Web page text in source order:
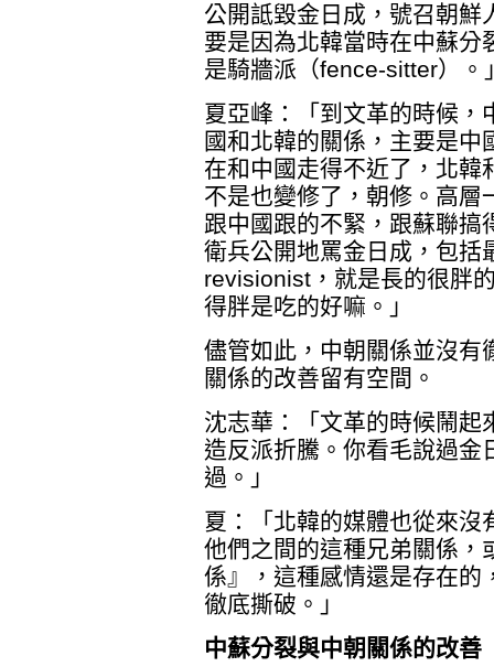
公開詆毀金日成，號召朝鮮
要是因為北韓當時在中蘇分
是騎牆派（fence-sitter）。
夏亞峰：「到文革的時候，
國和北韓的關係，主要是
在和中國走得不近了，北韓
不是也變修了，朝修。高層
跟中國跟的不緊，跟蘇聯搞
衛兵公開地罵金日成，包括
revisionist，就是長的很胖
得胖是吃的好嘛。」
儘管如此，中朝關係並沒有
關係的改善留有空間。
沈志華：「文革的時候鬧起
造反派折騰。你看毛說過金
過。」
夏：「北韓的媒體也從來沒
他們之間的這種兄弟關係，
係』，這種感情還是存在的
徹底撕破。」
中蘇分裂與中朝關係的改善